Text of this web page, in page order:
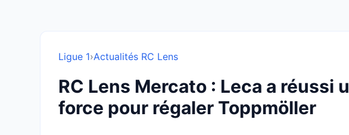
Ligue 1›Actualités RC Lens
RC Lens Mercato : Leca a réussi
force pour régaler Toppmöller